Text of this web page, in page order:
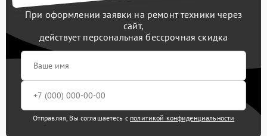
При оформлении заявки на ремонт техники через
сайт,
действует персональная бессрочная скидка
Отправляя, Вы соглашаетесь с политикой конфиденциальности